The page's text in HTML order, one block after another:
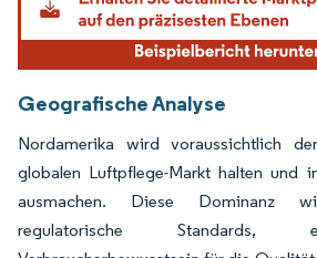
Geografische Analyse
Nordamerika wird voraussichtlich
globalen Luftpflege-Markt halten und
ausmachen. Diese Dominanz
regulatorische Standards,